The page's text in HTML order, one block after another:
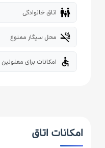
family_restroom اتاق خانوادگی
smoke_free محل سیگار ممنوع
accessible امکانات برای معلولین
امکانات اتاق